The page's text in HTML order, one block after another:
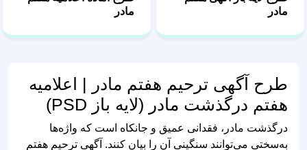
مادر
مادر
طرح آگهی ترحیم هفتم مادر | اعلامیه
هفتم درگذشت مادر (لایه باز PSD)
درگذشت مادر، فقدانی عمیق و جانکاه است که واژه‌ها
به‌سختی می‌توانند سنگینی آن را بیان کنند. آگهی ترحیم هفتم